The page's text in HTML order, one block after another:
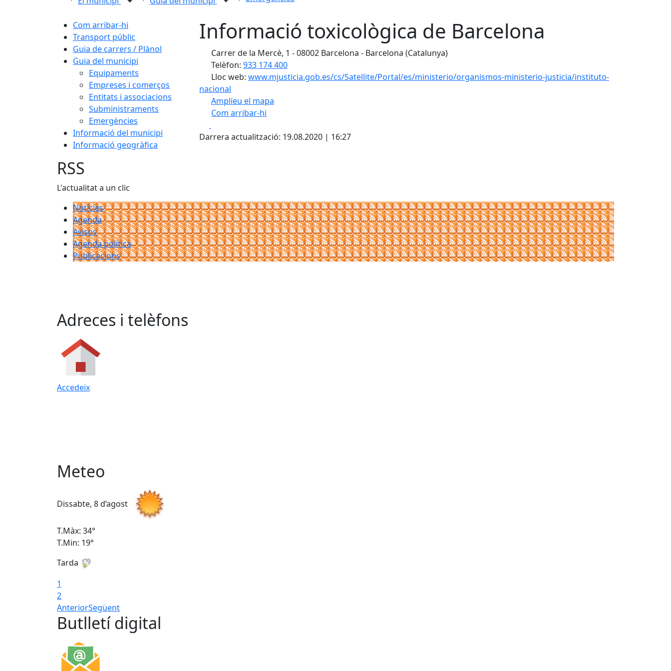
Com arribar-hi
Transport públic
Guia de carrers / Plànol
Guia del municipi
Equipaments
Empreses i comerços
Entitats i associacions
Subministraments
Emergències
Informació del municipi
Informació geogràfica
Informació toxicològica de Barcelona
Carrer de la Mercè, 1 - 08002 Barcelona - Barcelona (Catalunya)
Telèfon: 933 174 400
Lloc web: www.mjusticia.gob.es/cs/Satellite/Portal/es/ministerio/organismos-ministerio-justicia/instituto-
nacional
Amplieu el mapa
Com arribar-hi
+
Darrera actualització: 19.08.2020 | 16:27
RSS
L'actualitat a un clic
Notícies
Agenda
Avisos
Agenda política
Publicacions
Adreces i telèfons
Accedeix
Meteo
Dissabte, 8 d’agost
T.Màx: 34°
T.Min: 19°
Tarda
1
2
AnteriorSegüent
Butlletí digital